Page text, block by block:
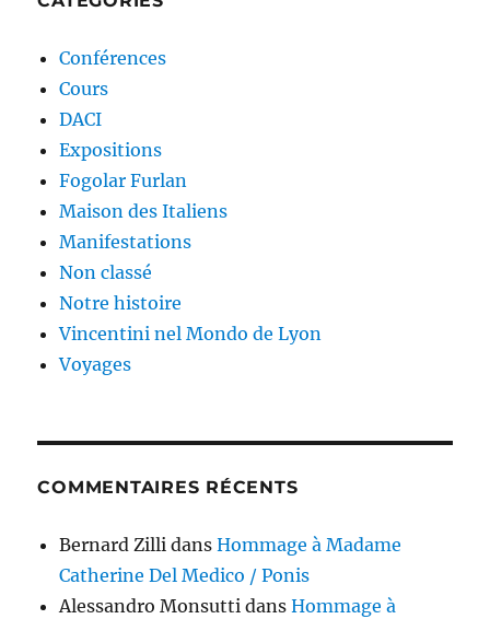
Conférences
Cours
DACI
Expositions
Fogolar Furlan
Maison des Italiens
Manifestations
Non classé
Notre histoire
Vincentini nel Mondo de Lyon
Voyages
COMMENTAIRES RÉCENTS
Bernard Zilli dansHommage à Madame
Catherine Del Medico / Ponis
Alessandro Monsutti dansHommage à